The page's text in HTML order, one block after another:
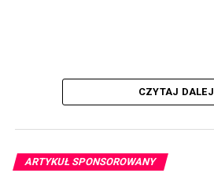
CZYTAJ DALEJ
ARTYKUŁ SPONSOROWANY